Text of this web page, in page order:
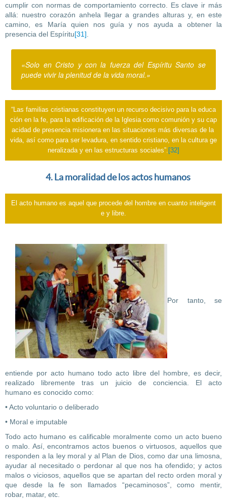
cumplir con normas de comportamiento correcto. Es clave ir más
allá: nuestro corazón anhela llegar a grandes alturas y, en este
camino, es María quien nos guía y nos ayuda a obtener la
presencia del Espíritu[31]
«Solo en Cristo y con la fuerza del Espíritu Santo se
puede vivir la plenitud de la vida moral.»
“Las familias cristianas constituyen un recurso decisivo para la educa
ción en la fe, para la edificación de la Iglesia como comunión y su cap
acidad de presencia misionera en las situaciones más diversas de la
vida, así como para ser levadura, en sentido cristiano, en la cultura ge
neralizada y en las estructuras sociales”. [32]
4. La moralidad de los actos humanos
El acto humano es aquel que procede del hombre en cuanto inteligent
e y libre.
Por tanto, se
entiende por acto humano todo acto libre del hombre, es decir,
realizado libremente tras un juicio de conciencia. El acto
humano es conocido como:
• Acto voluntario o deliberado
• Moral e imputable
Todo acto humano es calificable moralmente como un acto bueno
o malo. Así, encontramos actos buenos o virtuosos, aquellos que
responden a la ley moral y al Plan de Dios, como dar una limosna,
ayudar al necesitado o perdonar al que nos ha ofendido; y actos
malos o viciosos, aquellos que se apartan del recto orden moral y
que desde la fe son llamados “pecaminosos”, como mentir,
robar, matar, etc.